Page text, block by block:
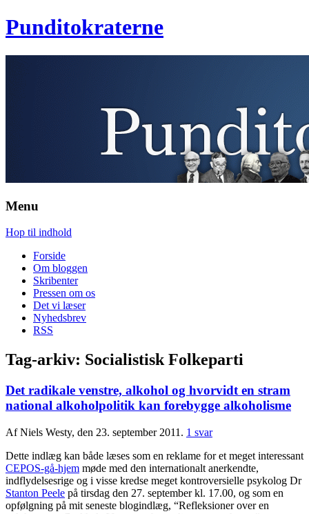
Punditokraterne
Menu
Hop til indhold
Forside
Om bloggen
Skribenter
Pressen om os
Det vi læser
Nyhedsbrev
RSS
Tag-arkiv: Socialistisk Folkeparti
Det radikale venstre, alkohol og hvorvidt en stram
national alkoholpolitik kan forebygge alkoholisme
Af Niels Westy, den 23. september 2011. 1 svar
Dette indlæg kan både læses som en reklame for et meget interessant
CEPOS-gå-hjem møde med den internationalt anerkendte,
indflydelsesrige og i visse kredse meget kontroversielle psykolog Dr
Stanton Peele på tirsdag den 27. september kl. 17.00, og som en
opfølgning på mit seneste blogindlæg, “Refleksioner over en